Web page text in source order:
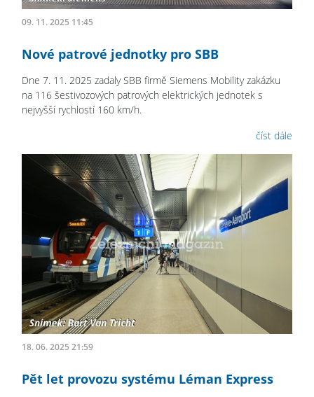
09. 11. 2025 11:45
Nové patrové jednotky pro SBB
Dne 7. 11. 2025 zadaly SBB firmě Siemens Mobility zakázku
na 116 šestivozových patrových elektrických jednotek s
nejvyšší rychlostí 160 km/h.
číst dále
18. 06. 2025 21:59
Pět let provozu systému Léman Express